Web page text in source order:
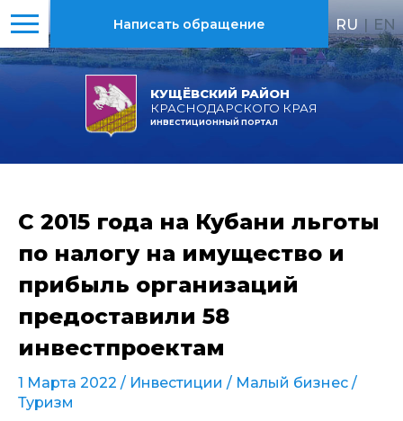
КУЩЁВСКИЙ РАЙОН
КРАСНОДАРСКОГО КРАЯ
ИНВЕСТИЦИОННЫЙ ПОРТАЛ
Написать обращение RU | EN
С 2015 года на Кубани льготы
по налогу на имущество и
прибыль организаций
предоставили 58
инвестпроектам
1 Марта 2022 / Инвестиции / Малый бизнес /
Туризм